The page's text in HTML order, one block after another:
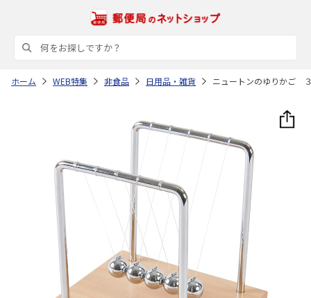
ホーム WEB特集 非食品 日用品・雑貨 ニュートンのゆりかご